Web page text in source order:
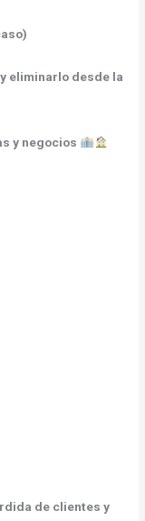
eliminarlo desde la
y negocios
de clientes y